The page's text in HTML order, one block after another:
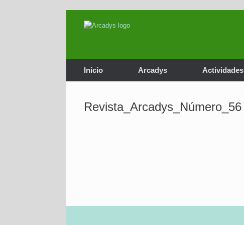
Inicio Arcadys Actividades
Revista_Arcadys_Número_56